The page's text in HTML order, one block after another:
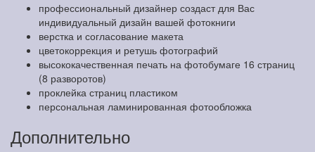
профессиональный дизайнер создаст для Вас
индивидуальный дизайн вашей фотокниги
верстка и согласование макета
цветокоррекция и ретушь фотографий
высококачественная печать на фотобумаге 16 страниц
(8 разворотов)
проклейка страниц пластиком
персональная ламинированная фотообложка
Дополнительно